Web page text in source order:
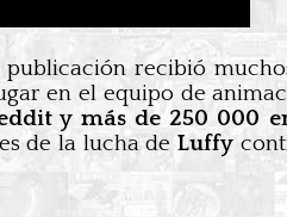
recibió
en el equipo de
y más de 250 000
de la lucha de Luffy